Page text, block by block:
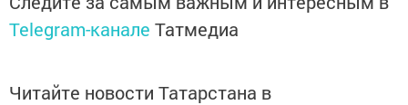
Telegram-канале Татмедиа
Читайте новости Татарстана в